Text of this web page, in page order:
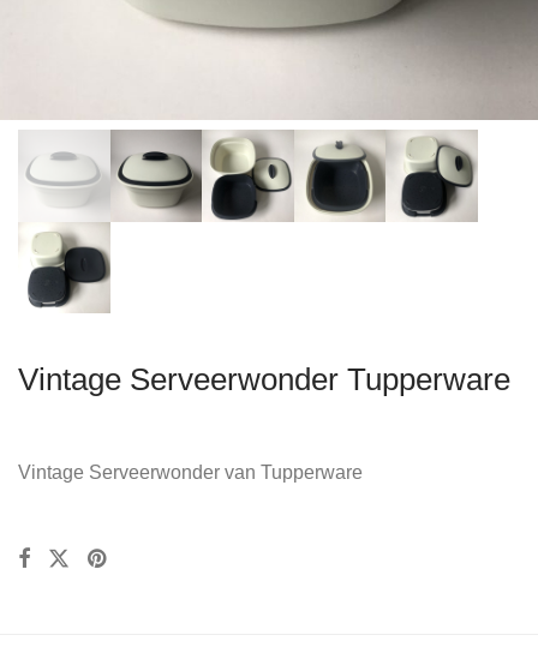
Vintage Serveerwonder Tupperware
Vintage Serveerwonder van Tupperware